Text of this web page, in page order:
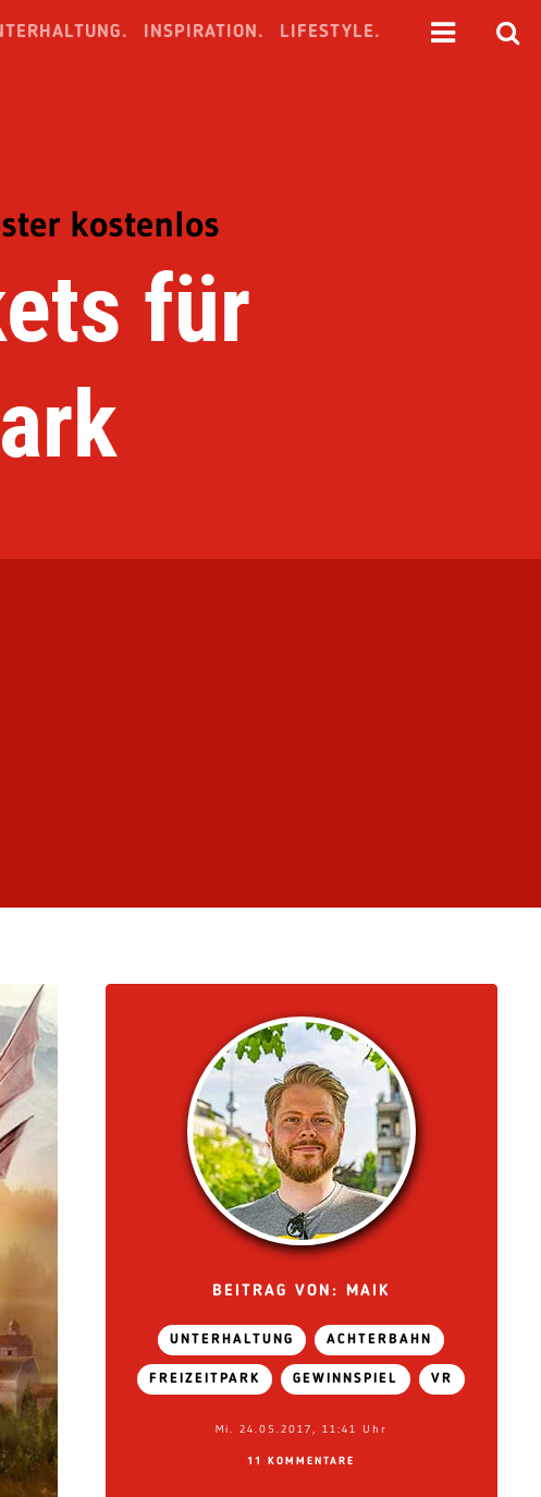
INSPIRATION. LIFESTYLE.
kostenlos
für
BEITRAG VON: MAIK
UNTERHALTUNG ACHTERBAHN
FREIZEITPARK GEWINNSPIEL VR
Mi. 24.05.2017, 11:41 Uhr
11 KOMMENTARE